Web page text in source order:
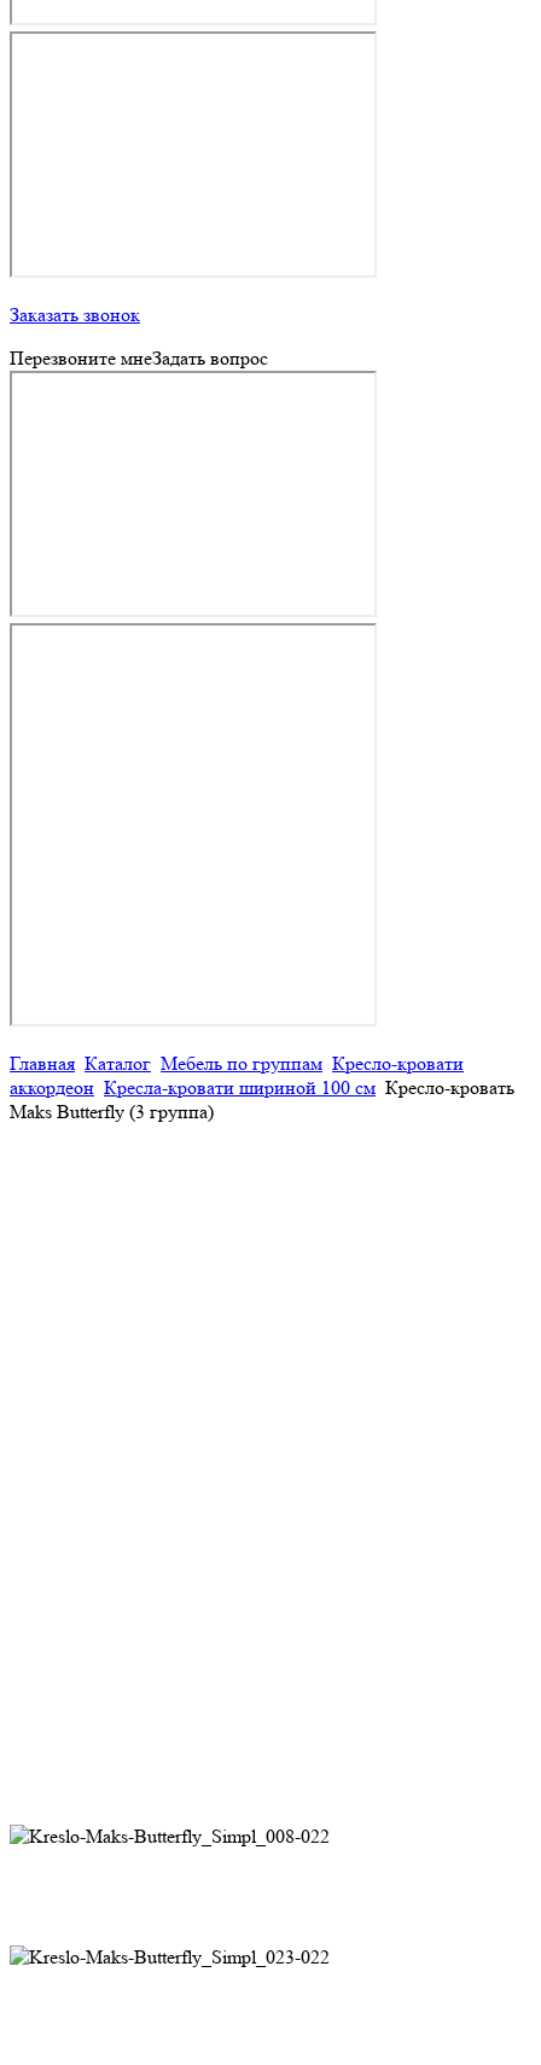
Заказать звонок
Перезвоните мнеЗадать вопрос
Главная Каталог Мебель по группам Кресло-кровати
аккордеон Кресла-кровати шириной 100 см Кресло-кровать
Maks Butterfly (3 группа)